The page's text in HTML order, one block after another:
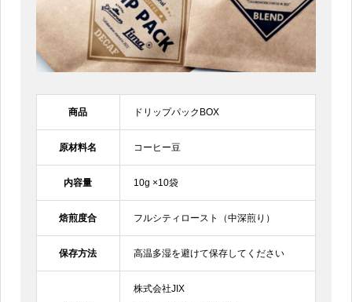
商品 ドリップパックBOX
原材料名 コーヒー豆
内容量 10g ×10袋
焙煎度合 フルシティロースト（中深煎り）
保存方法 高温多湿を避けて保存してください
株式会社JIX